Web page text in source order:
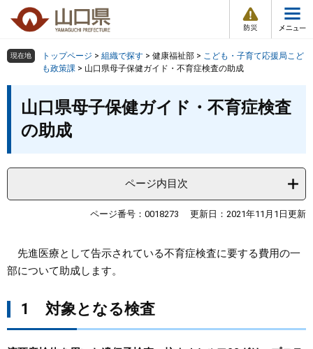
の
頭
ー
飛
情
報
メ
ュ
組織で探す
教育・文化・スポーツ
しごと・産業・観光
検索の仕方 組織で探す サイトマップで探す
現在地 トップページ > 組織で探す > 健康福祉部 > こども・子育て応援局こど
も政策課 > 山口県母子保健ガイド・不育症検査の助成
山口県母子保健ガイド・不育症検査
の助成
ページ内目次
ページ番号：0018273 更新日：2021年11月1日更新
先進医療として告示されている不育症検査に要する費用の一
部について助成します。
1 対象となる検査